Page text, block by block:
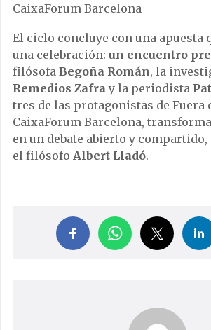
CaixaForum Barcelona
El ciclo concluye con una apuesta
una celebración: un encuentro
filósofa Begoña Román, la
Remedios Zafray la periodista
tres de las protagonistas de Fuera
CaixaForum Barcelona,
en un debate abierto y
el filósofo Albert Lladó.